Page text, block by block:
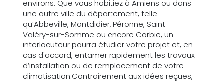
environs. Que vous habitiez à Amiens ou dans
une autre ville du département, telle
qu’Abbeville, Montdidier, Péronne, Saint-
Valéry-sur-Somme ou encore Corbie, un
interlocuteur pourra étudier votre projet et, en
cas d'accord, entamer rapidement les travaux
d’installation ou de remplacement de votre
climatisation.Contrairement aux idées reçues,